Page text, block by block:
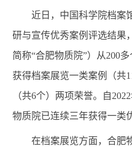
近日，中国科学院档案
研与宣传优秀案例评选结果
简称“合肥物质院”）从200多
获得档案展览一类案例（共
（共6个）两项荣誉。自2022
物质院已连续三年获得一类
在档案展览方面，合肥